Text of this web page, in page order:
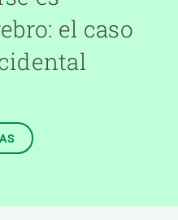
el caso